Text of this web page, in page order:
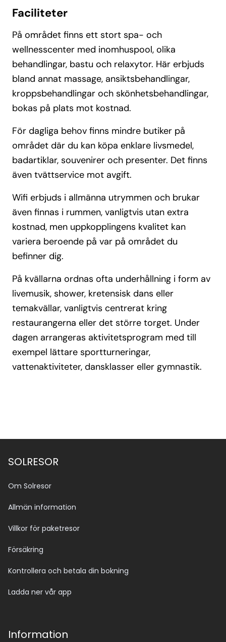
Faciliteter
På området finns ett stort spa- och
wellnesscenter med inomhuspool, olika
behandlingar, bastu och relaxytor. Här erbjuds
bland annat massage, ansiktsbehandlingar,
kroppsbehandlingar och skönhetsbehandlingar,
bokas på plats mot kostnad.
För dagliga behov finns mindre butiker på
området där du kan köpa enklare livsmedel,
badartiklar, souvenirer och presenter. Det finns
även tvättservice mot avgift.
Wifi erbjuds i allmänna utrymmen och brukar
även finnas i rummen, vanligtvis utan extra
kostnad, men uppkopplingens kvalitet kan
variera beroende på var på området du
befinner dig.
På kvällarna ordnas ofta underhållning i form av
livemusik, shower, kretensisk dans eller
temakvällar, vanligtvis centrerat kring
restaurangerna eller det större torget. Under
dagen arrangeras aktivitetsprogram med till
exempel lättare sportturneringar,
vattenaktiviteter, dansklasser eller gymnastik.
SOLRESOR
Om Solresor
Allmän information
Villkor för paketresor
Försäkring
Kontrollera och betala din bokning
Ladda ner vår app
Information